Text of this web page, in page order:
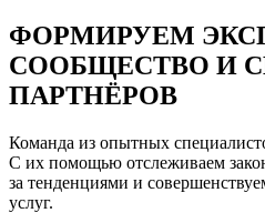
ФОРМИРУЕМ
СООБЩЕСТВО И
ПАРТНЁРОВ
Команда из опытных
С их помощью отслеживаем
за тенденциями и
услуг.